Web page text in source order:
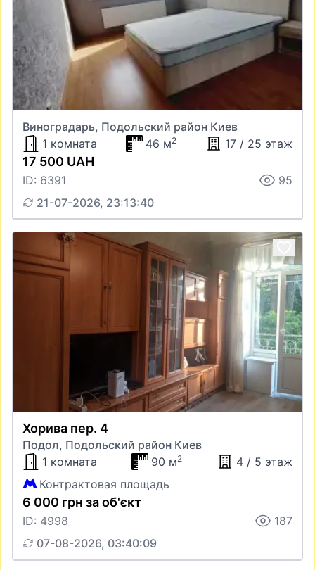
Виноградарь, Подольский район Киев
1 комната
46 м2 17 / 25 этаж
17 500 UAH
ID: 6391
95
21-07-2026, 23:13:40
Хорива пер. 4
Подол, Подольский район Киев
1 комната
90 м2
4 / 5 этаж
Контрактовая площадь
6 000 грн за об'єкт
ID: 4998
187
07-08-2026, 03:40:09